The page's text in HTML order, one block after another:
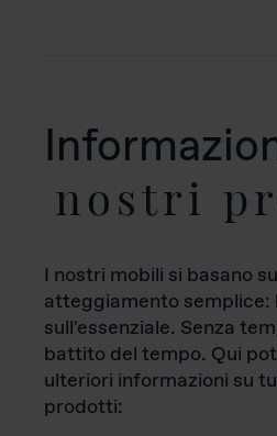
nostri
I nostri mobili si basano
atteggiamento semplice:
sull'essenziale. Senza
battito del tempo. Qui
ulteriori informazioni su
prodotti: